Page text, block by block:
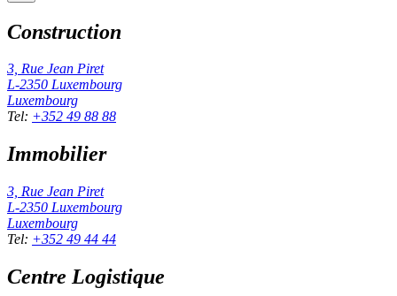
Construction
3, Rue Jean Piret
L-2350 Luxembourg
Luxembourg
Tel: +352 49 88 88
Immobilier
3, Rue Jean Piret
L-2350 Luxembourg
Luxembourg
Tel: +352 49 44 44
Centre Logistique